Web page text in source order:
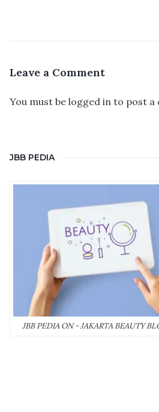
Leave a Comment
You must be logged in to post a
JBB PEDIA
JBB PEDIA ON - JAKARTA BEAUTY